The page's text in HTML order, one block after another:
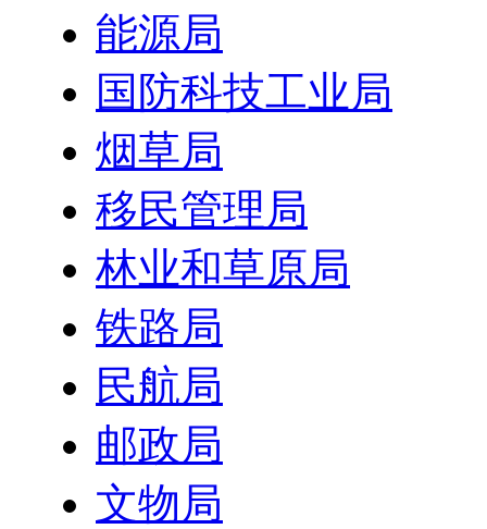
能源局
国防科技工业局
烟草局
移民管理局
林业和草原局
铁路局
民航局
邮政局
文物局